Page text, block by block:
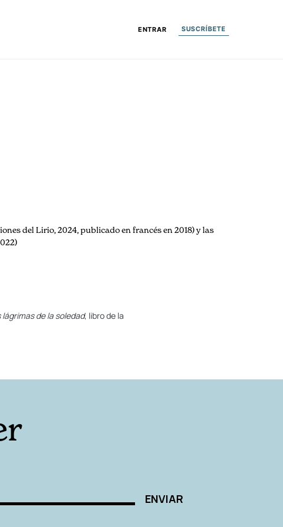
ENTRAR SUSCRÍBETE
del Lirio, 2024, publicado en francés en 2018) y las
de la soledad, libro de la